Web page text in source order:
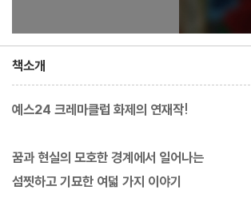
책소개
예스24 크레마클럽 화제의 연재작!
꿈과 현실의 모호한 경계에서 일어나는
섬찟하고 기묘한 여덟 가지 이야기